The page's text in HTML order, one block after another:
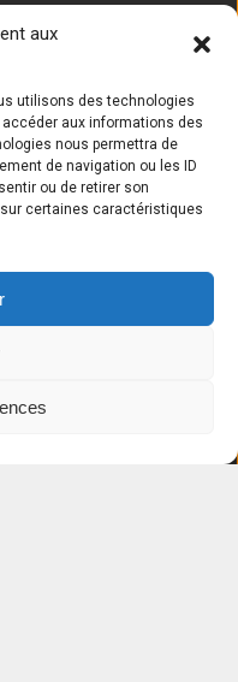
aux
utilisons des technologies
aux informations des
nous permettra de
de navigation ou les ID
ou de retirer son
certaines caractéristiques